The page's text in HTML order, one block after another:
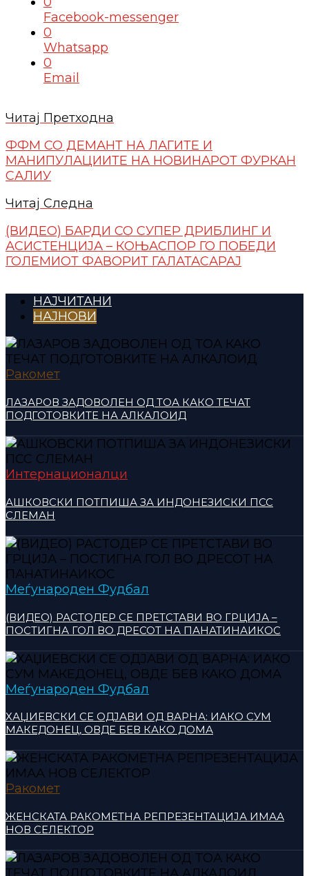
Facebook-messenger
0
Whatsapp
0
Email
Читај Претходна
ФФМ СО ДЕМАНТ НА ЛАГИТЕ И
МАНИПУЛАЦИИТЕ НА НОВИНАРОТ ФУРКАН
САЛИУ
Читај Следна
(ВИДЕО) БАРДИ СО СУПЕР ДРИБЛИНГ И
АСИСТЕНЦИЈА – КОЊАСПОР ГО ПОБЕДИ
ГОЛЕМИОТ ФАВОРИТ ГАЛАТАСАРАЈ
НАЈЧИТАНИ
НАЈНОВИ
Ракомет
ЛАЗАРОВ ЗАДОВОЛЕН ОД ТОА КАКО ТЕЧАТ
ПОДГОТОВКИТЕ НА АЛКАЛОИД
Интернационалци
АШКОВСКИ ПОТПИША ЗА ИНДОНЕЗИСКИ ПСС
СЛЕМАН
Меѓународен Фудбал
(ВИДЕО) РАСТОДЕР СЕ ПРЕТСТАВИ ВО ГРЦИЈА –
ПОСТИГНА ГОЛ ВО ДРЕСОТ НА ПАНАТИНАИКОС
Меѓународен Фудбал
ХАЏИЕВСКИ СЕ ОДЈАВИ ОД ВАРНА: ИАКО СУМ
МАКЕДОНЕЦ, ОВДЕ БЕВ КАКО ДОМА
Ракомет
ЖЕНСКАТА РАКОМЕТНА РЕПРЕЗЕНТАЦИЈА ИМАА
НОВ СЕЛЕКТОР